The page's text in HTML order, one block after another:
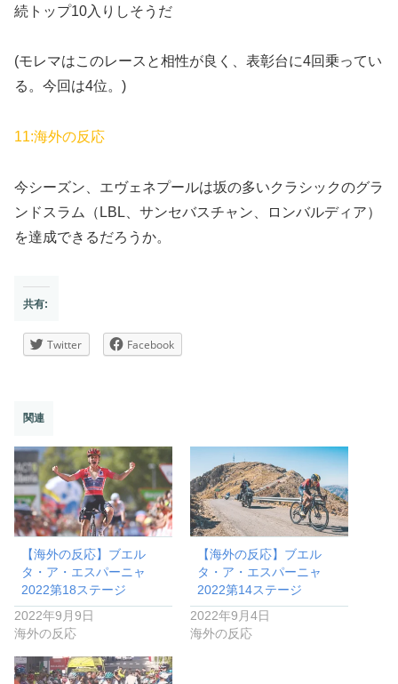
続トップ10入りしそうだ
(モレマはこのレースと相性が良く、表彰台に4回乗ってい
る。今回は4位。)
11:海外の反応
今シーズン、エヴェネプールは坂の多いクラシックのグラ
ンドスラム（LBL、サンセバスチャン、ロンバルディア）
を達成できるだろうか。
共有:
Twitter Facebook
関連
【海外の反応】ブエル
タ・ア・エスパーニャ
2022第18ステージ
2022年9月9日
海外の反応
【海外の反応】ブエル
タ・ア・エスパーニャ
2022第14ステージ
2022年9月4日
海外の反応